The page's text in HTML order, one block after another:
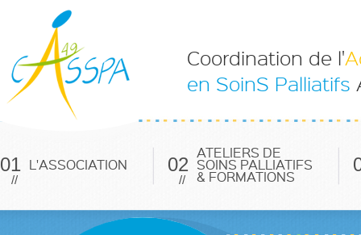
Coordination de l'
en SoinS Palliatifs
01
//
L'ASSOCIATION 02
//
ATELIERS DE
SOINS PALLIATIFS
& FORMATIONS